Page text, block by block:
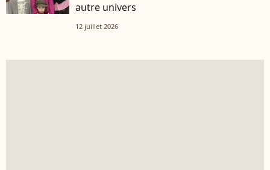
autre univers
12 juillet 2026